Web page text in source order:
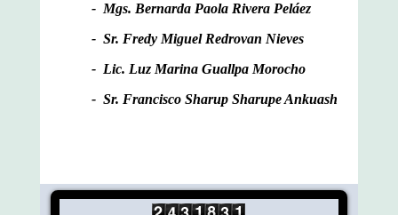
- Mgs. Bernarda Paola Rivera Peláez
- Sr. Fredy Miguel Redrovan Nieves
- Lic. Luz Marina Guallpa Morocho
- Sr. Francisco Sharup Sharupe Ankuash